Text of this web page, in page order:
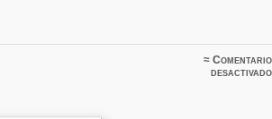
≈